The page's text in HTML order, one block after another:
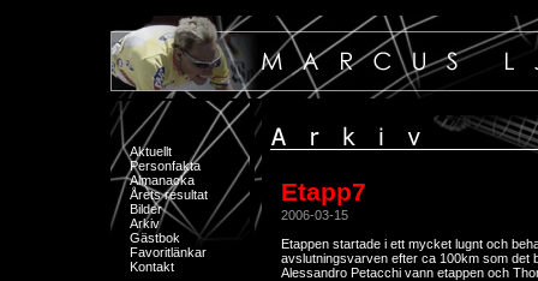
Aktuellt
Personfakta
Almanacka
Årets resultat
Bilder
Arkiv
Gästbok
Favoritlänkar
Kontakt
Etapp7
2006-03-15
Etappen startade i ett mycket lugnt och
avslutningsvarven efter ca 100km som det
Alessandro Petacchi vann etappen och